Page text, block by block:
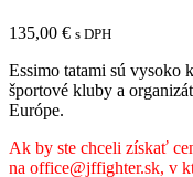
135,00 € s DPH
Essimo tatami sú vysoko
športové kluby a
Európe.
Ak by ste chceli získať
na office@jffighter.sk, v